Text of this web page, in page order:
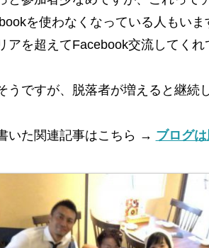
を使わなくなっている人もい
アを超えてFacebook交流してくれ
うですが、脱落者が増えると継続
いた関連記事はこちら → ブログ